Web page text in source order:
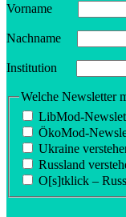
Vorname
Nachname
Insti­tution
Welche Newsletter
LibMod-
ÖkoMod-
Ukraine
Russland
O[s]tklick –